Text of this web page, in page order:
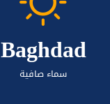
Baghdad
سماء صافية